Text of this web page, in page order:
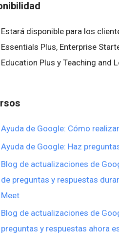
Estará disponible para los
Essentials Plus, Enterprise
Education Plus y Teaching and
Ayuda de Google: Cómo
Ayuda de Google: Haz
Blog de actualizaciones de
de preguntas y respuestas
Meet
Blog de actualizaciones de
preguntas y respuestas ahora